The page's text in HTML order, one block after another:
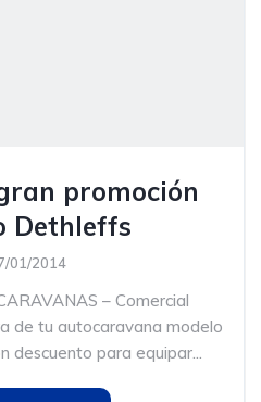
promoción
Dethleffs
01/2014
– Comercial
de tu autocaravana modelo
descuento para equipar...